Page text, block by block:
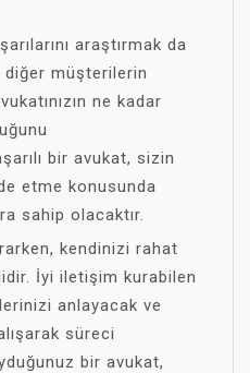
araştırmak da
diğer müşterilerin
ne kadar
bir avukat, sizin
etme konusunda
sahip olacaktır.
kendinizi rahat
İyi iletişim kurabilen
anlayacak ve
süreci
bir avukat,